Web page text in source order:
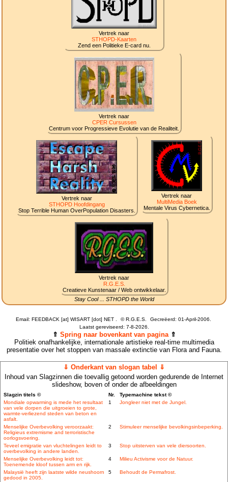
Vertrek naar
STHOPD-Kaarten
Zend een Politieke E-card nu.
Vertrek naar
CPER Cursussen
Centrum voor Progressieve Evolutie van de Realiteit.
Vertrek naar
STHOPD Hoofdingang
Stop Terrible Human OverPopulation Disasters.
Vertrek naar
MultiMedia Boek
Mentale Virus Cybernetica.
Vertrek naar
R.G.E.S.
Creatieve Kunstenaar / Web ontwikkelaar.
Stay Cool ... STHOPD the World
Email: FEEDBACK [at] WISART [dot] NET . ©R.G.E.S.
Gecreëerd: 01-April-2006.
Laatst gereviseerd: 7-8-2026.
⇑ Spring naar bovenkant van pagina⇑
Politiek onafhankelijke, internationale artistieke real-time multimedia
presentatie over het stoppen van massale extinctie van Flora and Fauna.
⇓ Onderkant van slogan tabel ⇓
Inhoud van Slagzinnen die toevallig getoond worden gedurende de Internet
slideshow, boven of onder de afbeeldingen
Slagzin titels © Nr.
Typemachine tekst ©
Mondiale opwarming is mede het resultaat
van vele dorpen die uitgroeien to grote,
warmte-verliezend steden van beton en
asfalt.
1 Jongleer niet met de Jungel.
Menselijke Overbevolking veroorzaakt:
Religieus extremisme and terroristische
oorlogsvoering.
2 Stimuleer menselijke bevolkingsinbeperking.
Teveel emigratie van vluchtelingen leidt to
overbevolking in andere landen.
3 Stop uitsterven van vele diersoorten.
Menselijke Overbevolking leidt tot:
Toenemende kloof tussen arm en rijk.
4 Milieu Activisme voor de Natuur.
Malaysië heeft zijn laatste wilde neushoorn
gedood in 2005.
5 Behoudt de Permafrost.